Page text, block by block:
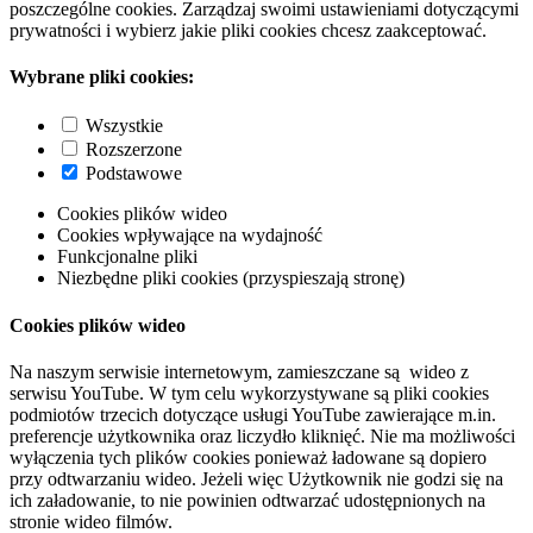
poszczególne cookies. Zarządzaj swoimi ustawieniami dotyczącymi
prywatności i wybierz jakie pliki cookies chcesz zaakceptować.
Wybrane pliki cookies:
Wszystkie
Rozszerzone
Podstawowe
Cookies plików wideo
Cookies wpływające na wydajność
Funkcjonalne pliki
Niezbędne pliki cookies (przyspieszają stronę)
Cookies plików wideo
Na naszym serwisie internetowym, zamieszczane są wideo z
serwisu YouTube. W tym celu wykorzystywane są pliki cookies
podmiotów trzecich dotyczące usługi YouTube zawierające m.in.
preferencje użytkownika oraz liczydło kliknięć. Nie ma możliwości
wyłączenia tych plików cookies ponieważ ładowane są dopiero
przy odtwarzaniu wideo. Jeżeli więc Użytkownik nie godzi się na
ich załadowanie, to nie powinien odtwarzać udostępnionych na
stronie wideo filmów.